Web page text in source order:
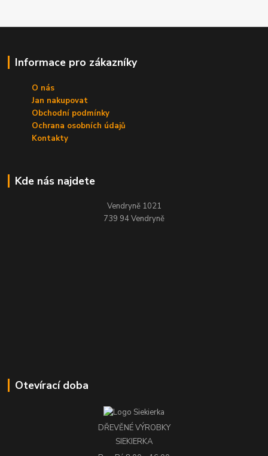
Informace pro zákazníky
O nás
Jan nakupovat
Obchodní podmínky
Ochrana osobních údajů
Kontakty
Kde nás najdete
Vendryně 1021
739 94 Vendryně
Otevírací doba
DŘEVĚNÉ VÝROBKY
SIEKIERKA